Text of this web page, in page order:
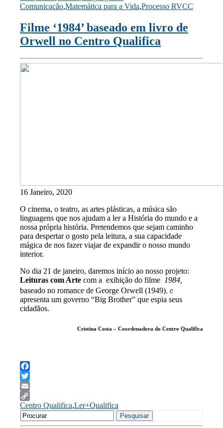
Comunicação,Matemática para a Vida,Processo RVCC
Filme ‘1984’ baseado em livro de
Orwell no Centro Qualifica
16 Janeiro, 2020
O cinema, o teatro, as artes plásticas, a música são
linguagens que nos ajudam a ler a História do mundo e a
nossa própria história. Pretendemos que sejam caminho
para despertar o gosto pela leitura, a sua capacidade
mágica de nos fazer viajar de expandir o nosso mundo
interior.
No dia 21 de janeiro, daremos início ao nosso projeto:
Leituras com Arte com a exibição do filme 1984,
baseado no romance de George Orwell (1949), e
apresenta um governo “Big Brother” que espia seus
cidadãos.
Cristina Costa – Coordenadora do Centro Qualifica
Facebook
Twitter
Email
Copy
Link
Centro Qualifica,Ler+Qualifica
Search
for:
Pesquisar